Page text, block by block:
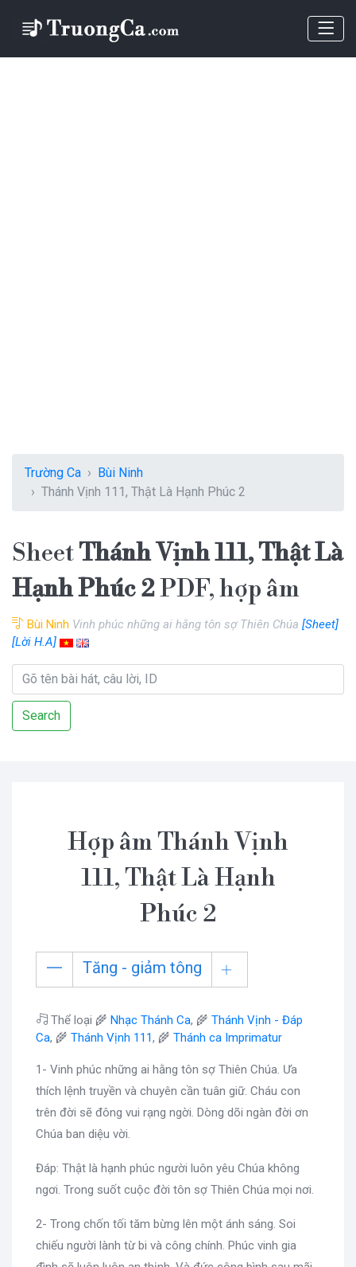
Trường Ca
Bùi Ninh
Thánh Vịnh 111, Thật Là Hạnh Phúc 2
SheetThánh Vịnh 111, Thật Là
Hạnh Phúc 2PDF, hợp âm
Bùi Ninh Vinh phúc những ai hằng tôn sợ Thiên Chúa [Sheet]
[Lời H.A]
Search
Hợp âm Thánh Vịnh
111, Thật Là Hạnh
Phúc 2
Tăng - giảm tông
Thể loại 🌾 Nhạc Thánh Ca, 🌾 Thánh Vịnh - Đáp
Ca, 🌾 Thánh Vịnh 111, 🌾 Thánh ca Imprimatur
1- Vinh phúc những ai hằng tôn sợ Thiên Chúa. Ưa
thích lệnh truyền và chuyên cần tuân giữ. Cháu con
trên đời sẽ đông vui rạng ngời. Dòng dõi ngàn đời ơn
Chúa ban diệu vời.
Đáp: Thật là hạnh phúc người luôn yêu Chúa không
ngơi. Trong suốt cuộc đời tôn sợ Thiên Chúa mọi nơi.
2- Trong chốn tối tăm bừng lên một ánh sáng. Soi
chiếu người lành từ bi và công chính. Phúc vinh gia